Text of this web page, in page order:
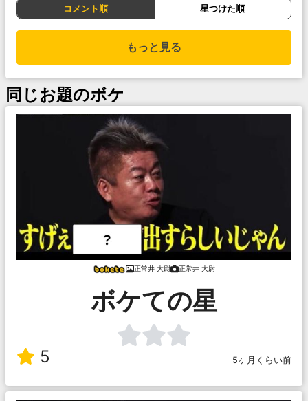
コメント順 星つけた順
もっと見る
同じお題のボケ
正常井 大尉 正常井 大尉
ボケての星
5 5ヶ月くらい前